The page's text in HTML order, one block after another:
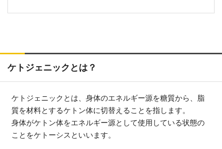
ケトジェニックとは？
ケトジェニックとは、身体のエネルギー源を糖質から、脂
質を材料とするケトン体に切替えることを指します。
身体がケトン体をエネルギー源として使用している状態の
ことをケトーシスといいます。